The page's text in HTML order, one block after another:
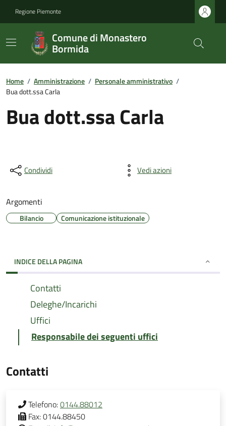
Regione Piemonte
Comune di Monastero
Bormida
Home / Amministrazione / Personale amministrativo /
Bua dott.ssa Carla
Bua dott.ssa Carla
Condividi Vedi azioni
Argomenti
Bilancio Comunicazione istituzionale
INDICE DELLA PAGINA
Contatti
Deleghe/Incarichi
Uffici
Responsabile dei seguenti uffici
Contatti
Telefono:0144.88012
Fax:0144.88450